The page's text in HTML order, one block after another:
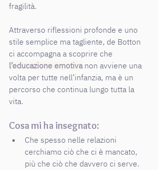
fragilità.
Attraverso riflessioni profonde e uno
stile semplice ma tagliente, de Botton
ci accompagna a scoprire che
l’educazione emotiva non avviene una
volta per tutte nell’infanzia, ma è un
percorso che continua lungo tutta la
vita.
Cosa mi ha insegnato:
Che spesso nelle relazioni
cerchiamo ciò che ci è mancato,
più che ciò che davvero ci serve.